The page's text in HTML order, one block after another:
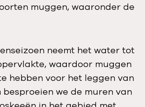
muggen, waaronder de
neemt het water tot
waardoor muggen
hebben voor het leggen van
besproeien we de muren van